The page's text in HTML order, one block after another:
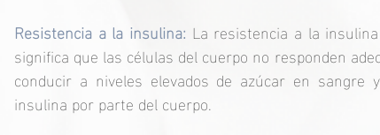
Resistencia a la insulina: La resistencia a la
significa que las células del cuerpo no responden
conducir a niveles elevados de azúcar en
insulina por parte del cuerpo.